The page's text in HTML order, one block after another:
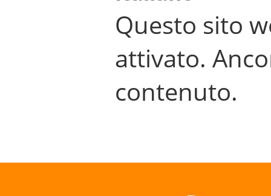
Questo sito
attivato.
contenuto.